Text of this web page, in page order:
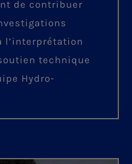
de contribuer
l’interprétation
technique
Hydro-